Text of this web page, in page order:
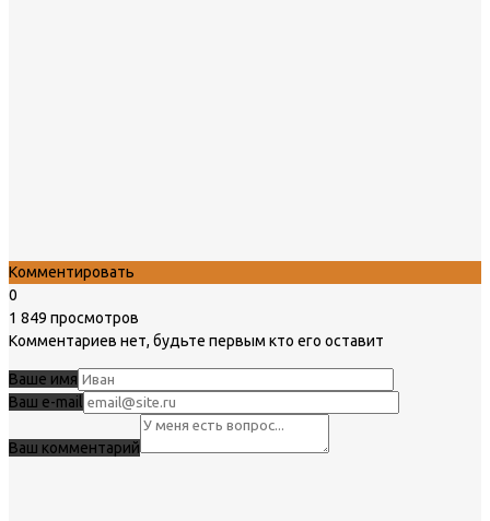
Комментировать
0
1 849 просмотров
Комментариев нет, будьте первым кто его оставит
Ваше имя
Ваш e-mail
Ваш комментарий